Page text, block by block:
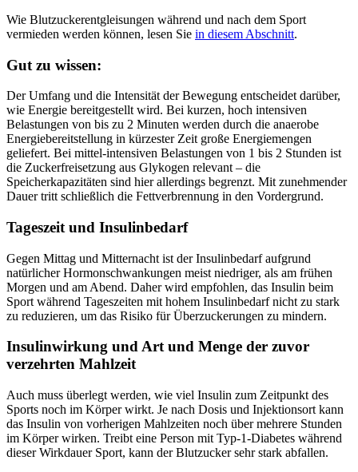
Wie Blutzuckerentgleisungen während und nach dem Sport
vermieden werden können, lesen Sie in diesem Abschnitt.
Gut zu wissen:
Der Umfang und die Intensität der Bewegung entscheidet darüber,
wie Energie bereitgestellt wird. Bei kurzen, hoch intensiven
Belastungen von bis zu 2 Minuten werden durch die anaerobe
Energiebereitstellung in kürzester Zeit große Energiemengen
geliefert. Bei mittel-intensiven Belastungen von 1 bis 2 Stunden ist
die Zuckerfreisetzung aus Glykogen relevant – die
Speicherkapazitäten sind hier allerdings begrenzt. Mit zunehmender
Dauer tritt schließlich die Fettverbrennung in den Vordergrund.
Tageszeit und Insulinbedarf
Gegen Mittag und Mitternacht ist der Insulinbedarf aufgrund
natürlicher Hormonschwankungen meist niedriger, als am frühen
Morgen und am Abend. Daher wird empfohlen, das Insulin beim
Sport während Tageszeiten mit hohem Insulinbedarf nicht zu stark
zu reduzieren, um das Risiko für Überzuckerungen zu mindern.
Insulinwirkung und Art und Menge der zuvor
verzehrten Mahlzeit
Auch muss überlegt werden, wie viel Insulin zum Zeitpunkt des
Sports noch im Körper wirkt. Je nach Dosis und Injektionsort kann
das Insulin von vorherigen Mahlzeiten noch über mehrere Stunden
im Körper wirken. Treibt eine Person mit Typ-1-Diabetes während
dieser Wirkdauer Sport, kann der Blutzucker sehr stark abfallen.